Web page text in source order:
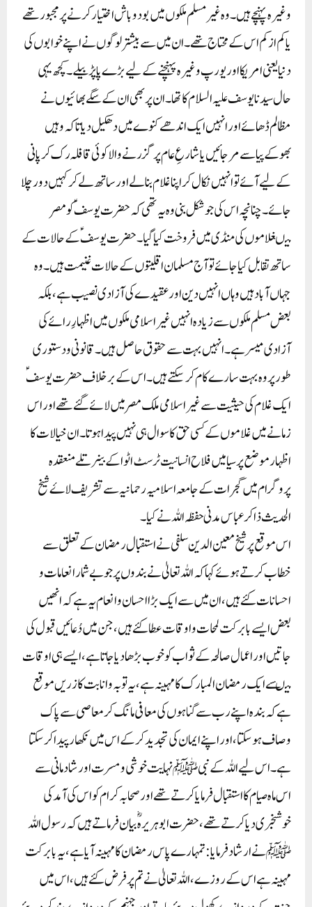
وغیرہ پہنچے ہیں۔وہ غیر مسلم ملکوں میں بودوباش اختیار کرنے پر مجبور تھے
یا کم از کم اس کے محتاج تھے۔ ان میں سے بیشتر لوگوں نے اپنے خوابوں کی
دنیا یعنی امریکا اور یورپ وغیرہ پہنچنے کے لیے بڑے پاپڑ بیلے۔کچھ یہی
حال سیدنا یوسف علیہ السلام کا تھا۔ ان پر بھی ان کے سگے بھائیوں نے
مظالم ڈھائے اور انہیں ایک اندھے کنوے میں دھکیل دیا تاکہ وہیں
بھوکے پیاسے مرجائیں یا شارعِ عام پر گزرنے والا کوئی قافلہ رک کر پانی
کے لیے آئے تو انہیں نکال کر اپنا غلام بنالے اور ساتھ لے کرکہیں دور چلا
جائے۔ چنانچہ اس کی جو شکل بنی وہ یہ تھی کہ حضرت یوسفؑ کو مصر
میںغلاموں کی منڈی میں فروخت کیا گیا۔حضرت یوسفؑ کے حالات کے
ساتھ تقابل کیا جائے تو آج مسلمان اقلیتوں کے حالات غنیمت ہیں۔وہ
جہاں آباد ہیں وہاں انہیں دین اور عقیدے کی آزادی نصیب ہے،بلکہ
بعض مسلم ملکوں سے زیادہ انہیں غیر اسلامی ملکوں میں اظہارِ رائے کی
آزادی میسر ہے۔ انہیں بہت سے حقوق حاصل ہیں۔ قانونی ودستوری
طور پر وہ بہت سارے کام کر سکتے ہیں۔ اس کے برخلاف حضرت یوسفؑ
ایک غلام کی حیثیت سے غیر اسلامی ملک مصر میں لائے گئے تھے اور اس
زمانے میں غلاموں کے کسی حق کا سوال ہی نہیں پیدا ہوتا۔ان خیالات کا
اظہار موضع پرسیا میں فلاح انسانیت ٹرسٹ اٹوا کے بینر تلے منعقدہ
پروگرام میں گجرات کے جامعہ اسلامیہ رحمانیہ سے تشریف لاۓ شیخ
الحدیث ذاکر عباس مدنی حفظہ اللہ نے کیا۔
اس موقع پر شیخ معین الدین سلفی نے استقبال رمضان کے تعلق سے
خطاب کرتے ہوئے کہاکہ اللہ تعالیٰ نے بندوں پر جو بے شمار انعامات و
احسانات کئے ہیں ، ان میں سے ایک بڑا احسان و انعام یہ ہے کہ انھیں
بعض ایسے بابرکت لمحات و اوقات عطا کئے ہیں ، جن میں دُعائیں قبول کی
جاتیں اور اعمال صالحہ کے ثواب کو خوب بڑھا دیا جاتا ہے ، ایسے ہی اوقات
میںسے ایک رمضان المبارک کا مہینہ ہے ، یہ توبہ و انابت کا زریں موقع
ہے کہ بندہ اپنے رب سے گناہوں کی معافی مانگ کر معاصی سے پاک
وصاف ہوسکتا ، اور اپنے ایمان کی تجدید کرکے اس میں نکھار پیدا کرسکتا
ہے ۔اس لیےاللہ کے نبی ﷺ نہایت خوشی و مسرت اور شادمانی سے
اس ماہ صیام کا استقبال فرمایا کرتے تھے اور صحابہ کرام کو اس کی آمدکی
خوشخبری دیا کرتے تھے ، حضرت ابوہریرہؓ بیان فرماتے ہیں کہ رسول اللہ
ﷺ نے ارشاد فرمایا :تمہارے پاس رمضان کا مہینہ آیا ہے ، یہ بابرکت
مہینہ ہے اس کے روزے ، اللہ تعالیٰ نے تم پر فرض کئے ہیں ، اس میں